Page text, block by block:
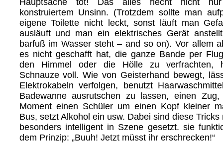
Hauptsache tot! Das alles riecht nicht
konstruiertem Unsinn. (Trotzdem sollte man
eigene Toilette nicht leckt, sonst läuft man
ausläuft und man ein elektrisches Gerät
barfuß im Wasser steht – and so on). Vor allem
es nicht geschafft hat, die ganze Bande per
den Himmel oder die Hölle zu verfrachten,
Schnauze voll. Wie von Geisterhand bewegt,
Elektrokabeln verfolgen, benutzt
Badewanne ausrutschen zu lassen, einen
Moment einen Schüler um einen Kopf kleiner
Bus, setzt Alkohol ein usw. Dabei sind diese
besonders intelligent in Szene gesetzt. sie
dem Prinzip: „Buuh! Jetzt müsst ihr erschrecken!“